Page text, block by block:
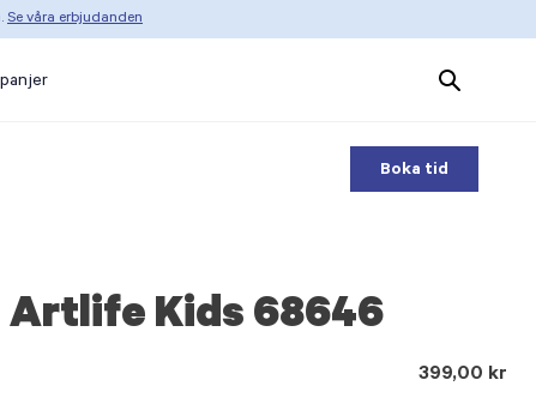
Se våra erbjudanden
Search
Products
Boka tid
Artlife Kids 68646
399,00 kr